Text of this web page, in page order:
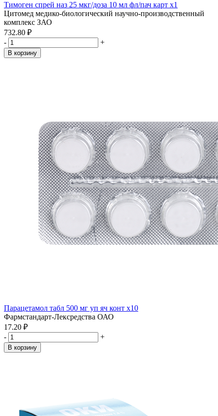
Тимоген спрей наз 25 мкг/доза 10 мл фл/пач карт x1
Цитомед медико-биологический научно-производственный
комплекс ЗАО
732.80 ₽
-
+
В корзину
Парацетамол табл 500 мг уп яч конт x10
Фармстандарт-Лексредства ОАО
17.20 ₽
-
+
В корзину